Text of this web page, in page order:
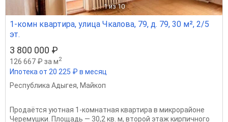
1 из 10
1-комн квартира, улица Чкалова, 79, д. 79, 30 м², 2/5
эт.
3 800 000 ₽
126 667 ₽ за м2
Ипотека от 20 225 ₽ в месяц
Республика Адыгея, Майкоп
Продаётся уютная 1-комнатная квартира в микрорайоне
Черемушки. Площадь — 30,2 кв. м, второй этаж кирпичного